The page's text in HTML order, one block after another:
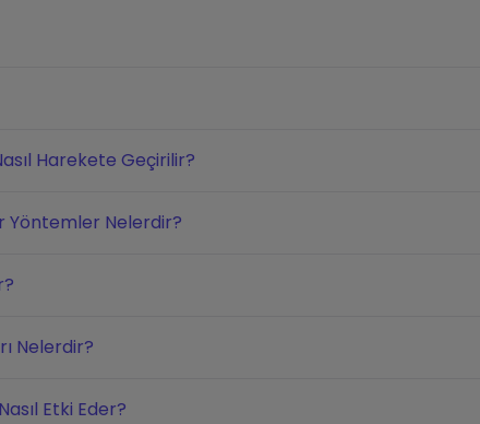
Harekete Geçirilir?
Yöntemler Nelerdir?
Nelerdir?
Etki Eder?